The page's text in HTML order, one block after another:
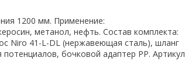
1200 мм. Применение:
метанол, нефть. Состав комплекта:
Niro 41-L-DL (нержавеющая сталь), шланг
бочковой адаптер PP. Артикул